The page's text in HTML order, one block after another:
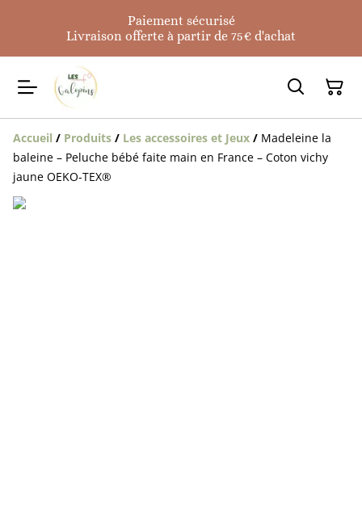
Paiement sécurisé
Livraison offerte à partir de 75€ d'achat
Accueil / Produits / Les accessoires et Jeux / Madeleine la
baleine – Peluche bébé faite main en France – Coton vichy
jaune OEKO-TEX®